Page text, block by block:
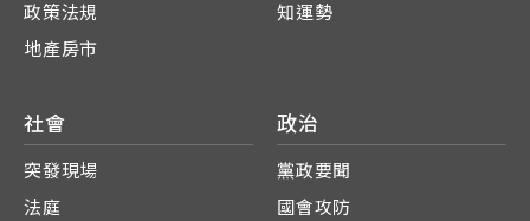
政策法規
地產房市
知運勢
社會
突發現場
法庭
政治
黨政要聞
國會攻防